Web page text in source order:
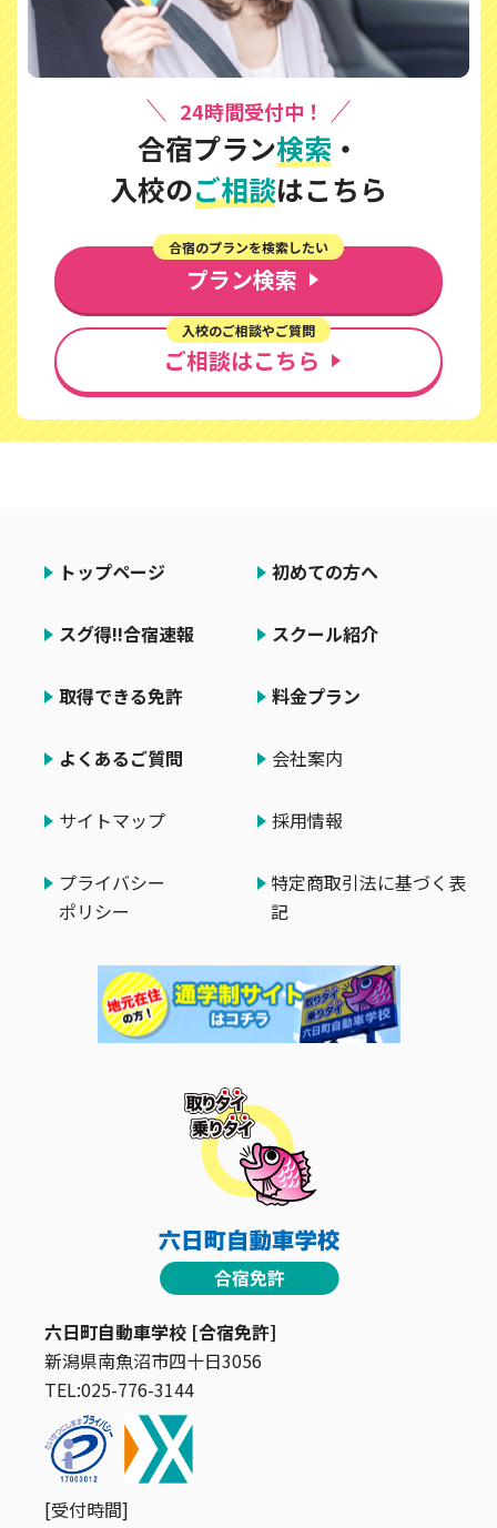
24時間受付中！
合宿プラン検索 ・
入校のご相談はこちら
プラン検索
合宿のプランを検索したい
ご相談はこちら
入校のご相談やご質問
六日町自動車学校 [合宿免許]
新潟県南魚沼市四十日3056
TEL:025-776-3144
[受付時間]
トップページ 初めての方へ
スグ得!!合宿速報 スクール紹介
取得できる免許 料金プラン
よくあるご質問 会社案内
サイトマップ 採用情報
プライバシー
ポリシー
特定商取引法に基づく表
記